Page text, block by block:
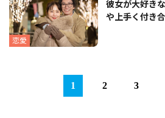
恋愛
彼女が大好き
や上手く付き
1 2 3